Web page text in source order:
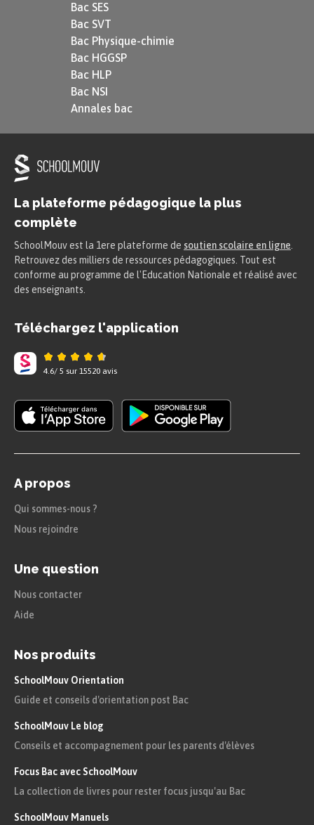
Bac SES
Bac SVT
Bac Physique-chimie
Bac HGGSP
Bac HLP
Bac NSI
Annales bac
La plateforme pédagogique la plus
complète
SchoolMouv est la 1ere plateforme de soutien scolaire en ligne
Retrouvez des milliers de ressources pédagogiques. Tout est
conforme au programme de l'Education Nationale et réalisé avec
des enseignants.
Téléchargez l'application
4.6/ 5 sur 15520 avis
A propos
Qui sommes-nous ?
Nous rejoindre
Une question
Nous contacter
Aide
Nos produits
SchoolMouv Orientation
Guide et conseils d'orientation post Bac
SchoolMouv Le blog
Conseils et accompagnement pour les parents d'élèves
Focus Bac avec SchoolMouv
La collection de livres pour rester focus jusqu'au Bac
SchoolMouv Manuels